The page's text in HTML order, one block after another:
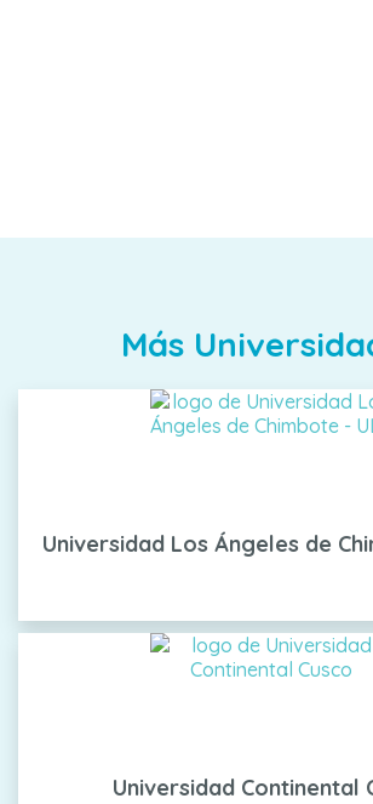
Más
Universidad Los Ángeles de
Universidad Continental